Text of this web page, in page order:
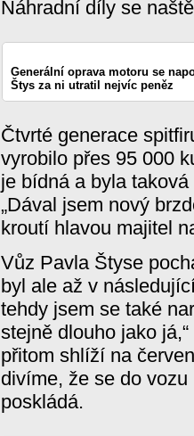
Náhradní díly se
Generální oprava motoru se
Štys za ni utratil nejvíc peněz
Čtvrté generace
vyrobilo přes 95 000
je bídná a byla
„Dával jsem nový
kroutí hlavou majitel
Vůz Pavla Štyse
byl ale až v
tehdy jsem se také
stejně dlouho jako
přitom shlíží na
divíme, že se do
poskládá.